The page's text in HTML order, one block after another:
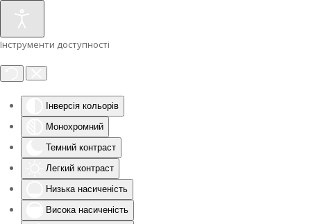
Інструменти доступності
Інверсія кольорів
Монохромний
Темний контраст
Легкий контраст
Низька насиченість
Висока насиченість